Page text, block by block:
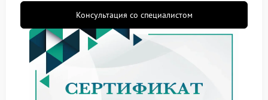
возможны ошибки связи с камерой и нестабильная
работа диафрагмы. На внешних поверхностях
нередко остаются разводы, но основная опасность
связана с внутренними полостями. По этой причине
сервис Fujifilm уделяет особое внимание скрытым
следам жидкости, которые не видны без разборки.
снижение скорости автофокуса
пятна и мутные зоны в оптической схеме
Консультация со специалистом